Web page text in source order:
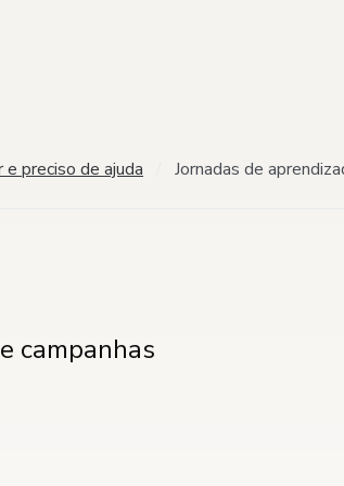
preciso de ajuda Jornadas de
campanhas